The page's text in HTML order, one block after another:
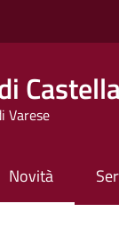
Varese
Novità